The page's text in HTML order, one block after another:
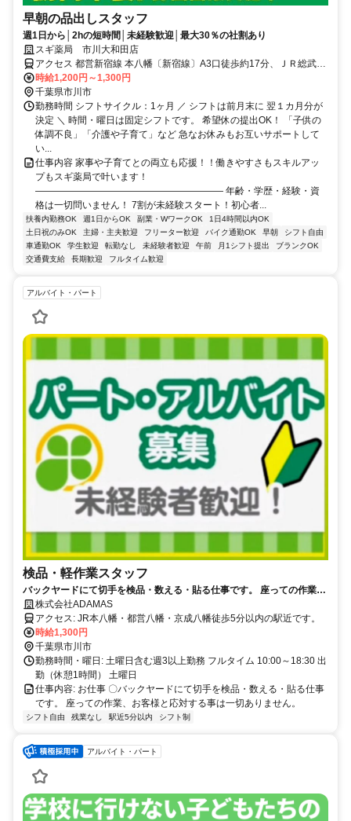
早朝の品出しスタッフ
週1日から│2hの短時間│未経験歓迎│最大30％の社割あり
スギ薬局 市川大和田店
アクセス 都営新宿線 本八幡〔新宿線〕A3口徒歩約17分、ＪＲ総武本
線 本八幡〔ＪＲ〕南口徒歩約19分、京成本線 京成八幡出口2徒歩約
22分
時給1,200円～1,300円
千葉県市川市
勤務時間 シフトサイクル：1ヶ月 ／ シフトは前月末に 翌１カ月分が
決定 ＼ 時間・曜日は固定シフトです。 希望休の提出OK！ 「子供の
体調不良」「介護や子育て」など 急なお休みもお互いサポートして
い...
仕事内容 家事や子育てとの両立も応援！！働きやすさもスキルアッ
プもスギ薬局で叶います！
―――――――――――――――――――― 年齢・学歴・経験・資
格は一切問いません！ 7割が未経験スタート！初心者...
扶養内勤務OK 週1日からOK 副業・WワークOK
1日4時間以内OK
土日祝のみOK
主婦・主夫歓迎 フリーター歓迎 バイク通勤OK 早朝
シフト自由
車通勤OK
学生歓迎 転勤なし 未経験者歓迎 午前 月1シフト提出
ブランクOK
交通費支給
長期歓迎 フルタイム歓迎
アルバイト・パート
検品・軽作業スタッフ
バックヤードにて切手を検品・数える・貼る仕事です。 座っての作業、
お客様と応対する事は一切ありません。
株式会社ADAMAS
アクセス: JR本八幡・都営八幡・京成八幡徒歩5分以内の駅近です。
時給1,300円
千葉県市川市
勤務時間・曜日: 土曜日含む週3以上勤務 フルタイム 10:00～18:30 出
勤（休憩1時間） 土曜日
仕事内容: お仕事 〇バックヤードにて切手を検品・数える・貼る仕事
です。 座っての作業、お客様と応対する事は一切ありません。
シフト自由 残業なし 駅近5分以内 シフト制
アルバイト・パート